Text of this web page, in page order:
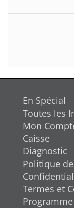
En Spécial
Toutes les
Mon
Caisse
Diagnostic
Politique
Termes et